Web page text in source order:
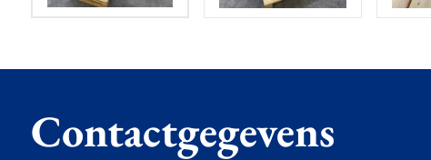
Contactgegevens